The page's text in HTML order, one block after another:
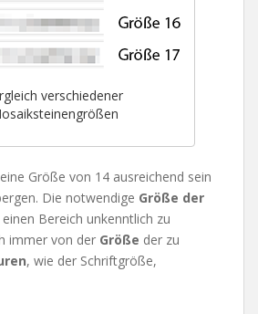
verschiedener
Größe von 14 ausreichend sein
Die notwendige Größe der
Bereich unkenntlich zu
immer von der Größe der zu
, wie der Schriftgröße,